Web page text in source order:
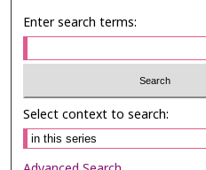
Enter search terms:
Select context to search: